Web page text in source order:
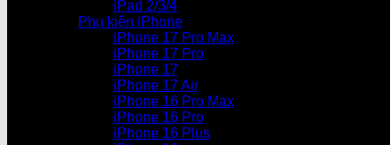
iPad 2/3/4
Phụ kiện iPhone
iPhone 17 Pro Max
iPhone 17 Pro
iPhone 17
iPhone 17 Air
iPhone 16 Pro Max
iPhone 16 Pro
iPhone 16 Plus